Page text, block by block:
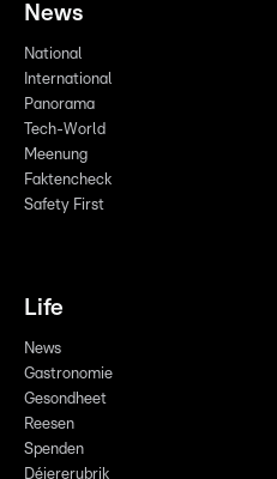
News
National
International
Panorama
Tech-World
Meenung
Faktencheck
Safety First
Life
News
Gastronomie
Gesondheet
Reesen
Spenden
Déiererubrik